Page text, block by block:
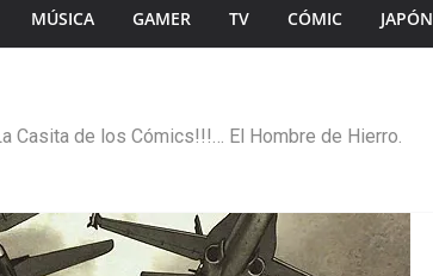
MÚSICA GAMER TV CÓMIC JAPÓN
Casita de los Cómics!!!… El Hombre de Hierro.